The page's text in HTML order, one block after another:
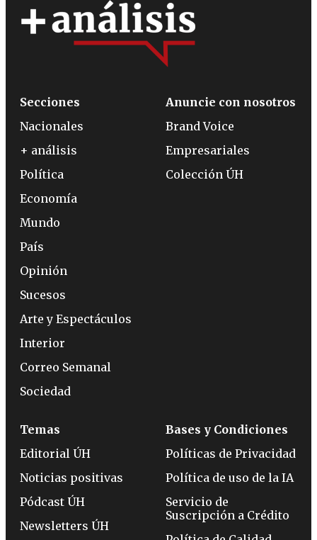
Secciones
Nacionales
+ análisis
Política
Economía
Mundo
País
Opinión
Sucesos
Arte y Espectáculos
Interior
Correo Semanal
Sociedad
Anuncie con nosotros
Brand Voice
Empresariales
Colección ÚH
Temas
Editorial ÚH
Noticias positivas
Pódcast ÚH
Newsletters ÚH
Bases y Condiciones
Políticas de Privacidad
Política de uso de la IA
Servicio de
Suscripción a Crédito